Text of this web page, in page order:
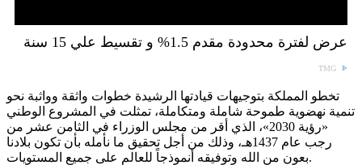
عرض لفترة محدودة مقدم 1.5% و تقسيط علي 15 سنة
TMG
تخطو المملكة بتوجيهات قيادتها الرشيدة خطوات واثقة وواثبة نحو
تنمية نهضوية طموحة شاملة ومتكاملة، تمثلت في المشروع الوطني
«رؤية 2030»، الذي أقر من مجلس الوزراء في الثامن عشر من
رجب عام 1437هـ، وذلك من أجل تحقيق ما نأمله بأن تكون بلادنا
بعون من الله وتوفيقه أنموذجاً للعالم على جميع المستويات.